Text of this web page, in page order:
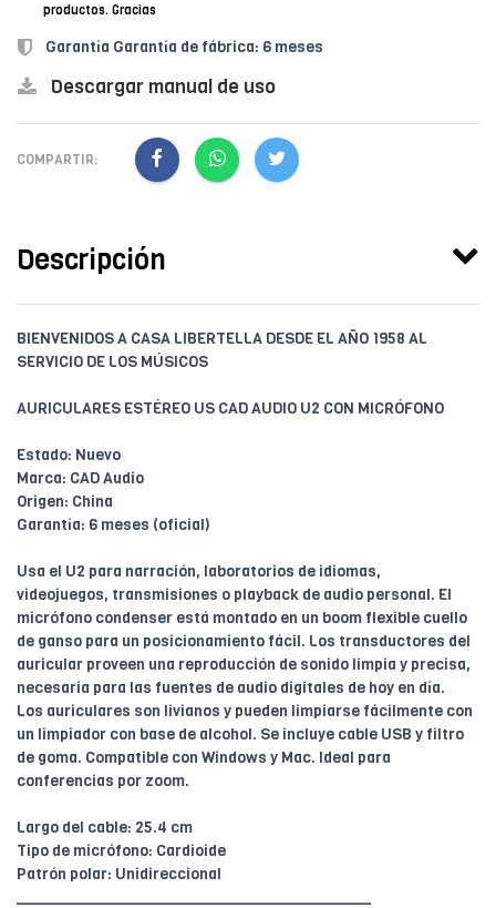
productos. Gracias
Garantía Garantía de fábrica: 6 meses
Descargar manual de uso
COMPARTIR:
Descripción
BIENVENIDOS A CASA LIBERTELLA DESDE EL AÑO 1958 AL
SERVICIO DE LOS MÚSICOS
AURICULARES ESTÉREO US CAD AUDIO U2 CON MICRÓFONO
Estado: Nuevo
Marca: CAD Audio
Origen: China
Garantía: 6 meses (oficial)
Usa el U2 para narración, laboratorios de idiomas,
videojuegos, transmisiones o playback de audio personal. El
micrófono condenser está montado en un boom flexible cuello
de ganso para un posicionamiento fácil. Los transductores del
auricular proveen una reproducción de sonido limpia y precisa,
necesaria para las fuentes de audio digitales de hoy en día.
Los auriculares son livianos y pueden limpiarse fácilmente con
un limpiador con base de alcohol. Se incluye cable USB y filtro
de goma. Compatible con Windows y Mac. Ideal para
conferencias por zoom.
Largo del cable: 25.4 cm
Tipo de micrófono: Cardioide
Patrón polar: Unidireccional
________________________________________